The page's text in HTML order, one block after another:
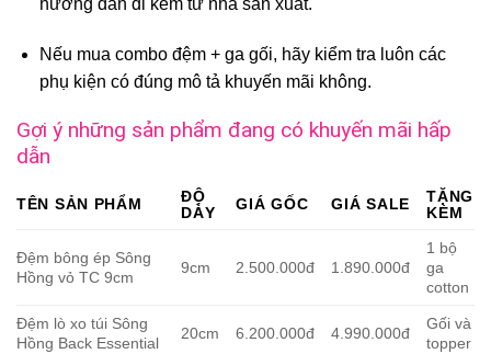
Nếu mua combo đệm + ga gối, hãy kiểm tra luôn các
phụ kiện có đúng mô tả khuyến mãi không.
Gợi ý những sản phẩm đang có khuyến mãi hấp
dẫn
TÊN SẢN PHẨM
ĐỘ
DÀY
GIÁ GỐC GIÁ SALE
TẶNG
KÈM
Đệm bông ép Sông
Hồng vỏ TC 9cm
9cm 2.500.000đ 1.890.000đ
1 bộ
ga
cotton
Đệm lò xo túi Sông
Hồng Back Essential
20cm 6.200.000đ 4.990.000đ
Gối và
topper